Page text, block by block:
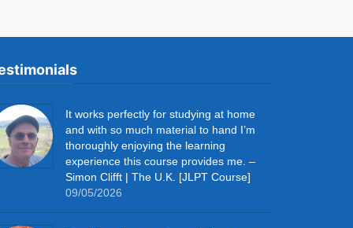
It works perfectly for studying at home
and with so much material to hand I’m
thoroughly enjoying the learning
experience this course provides me. –
Simon Clifft | The U.K. [JLPT Course]
09/05/2026